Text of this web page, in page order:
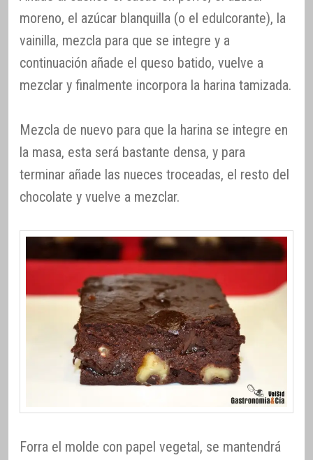
moreno, el azúcar blanquilla (o el edulcorante), la
vainilla, mezcla para que se integre y a
continuación añade el queso batido, vuelve a
mezclar y finalmente incorpora la harina tamizada.
Mezcla de nuevo para que la harina se integre en
la masa, esta será bastante densa, y para
terminar añade las nueces troceadas, el resto del
chocolate y vuelve a mezclar.
Forra el molde con papel vegetal, se mantendrá